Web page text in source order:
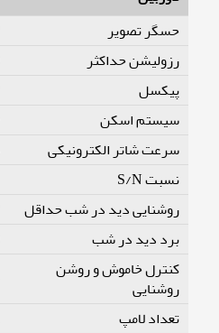
حسگر تصویر
رزولیشن حداکثر
پیکسل
سیستم اسکن
سرعت شاتر الکترونیکی
نسبت S/N
روشنایی دید در شب حداقل
برد دید در شب
کنترل خاموش و روشن
روشنایی
تعداد لامپ